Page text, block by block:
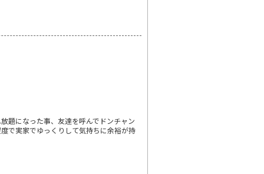
題になった事、友達を呼んでドンチャン
で実家でゆっくりして気持ちに余裕が持